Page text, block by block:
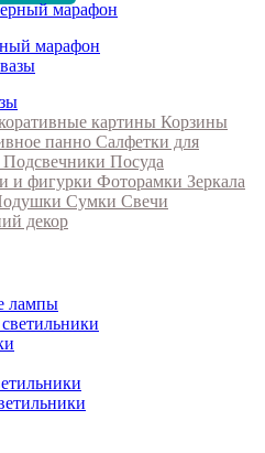
марафон
картины Корзины
панно Салфетки для
Подсвечники Посуда
и фигурки Фоторамки Зеркала
Сумки Свечи
декор
лампы